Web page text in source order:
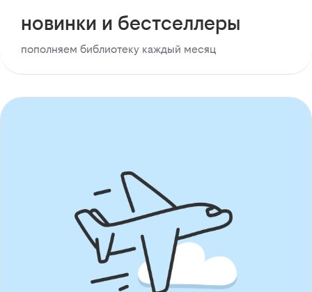
новинки и бестселлеры
пополняем библиотеку каждый месяц